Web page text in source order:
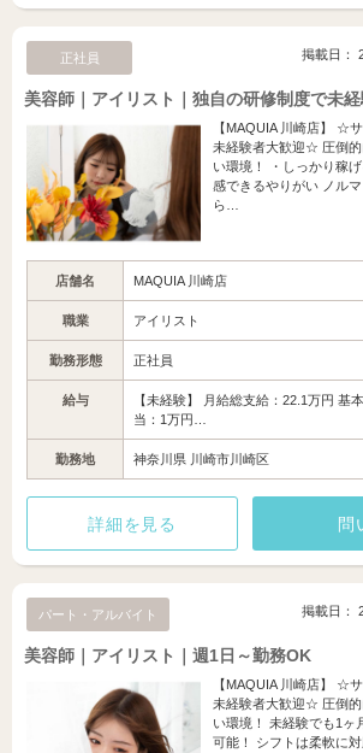
正社員 掲載日：
美容師｜アイリスト｜独自の研修制度で未
【MAQUIA 川崎店】 ☆
未経験者大歓迎☆ 圧倒
い環境！ ・しっかり稼
感できるやりがい ノル
ら…
店舗名 MAQUIA 川崎店
職業 アイリスト
勤務形態 正社員
給与
【未経験】 月給総支給：22.1万円 基
当：1万円…
勤務地 神奈川県 川崎市川崎区
詳細を見る 問
パート・アルバイト 掲載日：
美容師｜アイリスト｜週1日～勤務OK
【MAQUIA 川崎店】 ☆
未経験者大歓迎☆ 圧倒
い環境！ 未経験でも1ヶ
可能！ シフトは柔軟に